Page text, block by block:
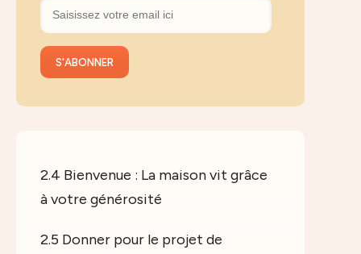
2.4 Bienvenue : La maison vit grâce
à votre générosité
2.5 Donner pour le projet de